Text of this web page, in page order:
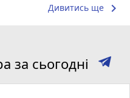
Дивитись ще keyboard_arrow_right
за сьогодні